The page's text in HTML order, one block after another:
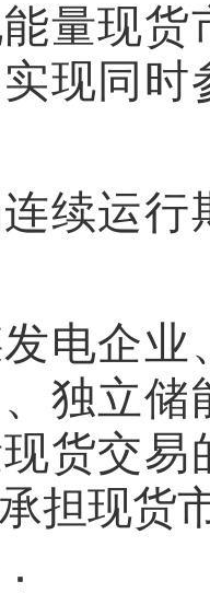
量现
现同时
续运行
电企业
独立储
货交易
担现货